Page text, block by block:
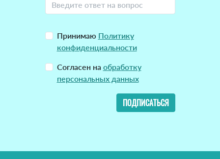
Принимаю Политику
конфиденциальности
Согласен на обработку
персональных данных
ПОДПИСАТЬСЯ